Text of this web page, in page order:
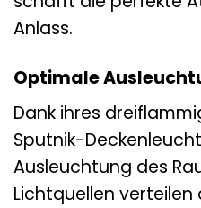
Anlass.
Optimale
Dank ihres
Sputnik-
Ausleuchtung des
Lichtquellen